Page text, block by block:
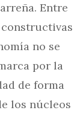
Entre
no se
por la
de forma
los núcleos